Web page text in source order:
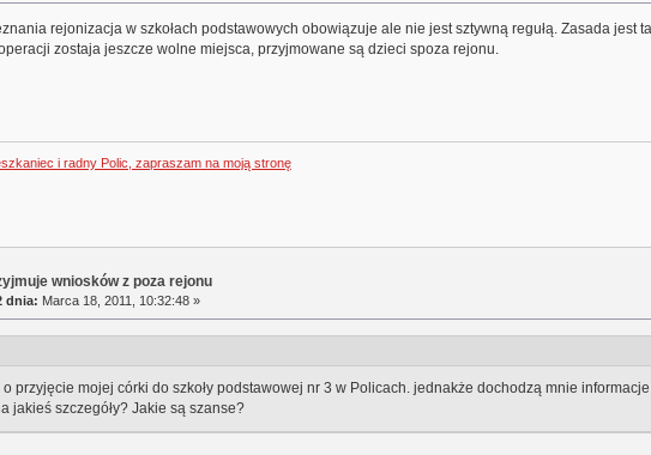
rejonizacja w szkołach podstawowych obowiązuje ale nie jest sztywną regułą. Zasada jest
zostaja jeszcze wolne miejsca, przyjmowane są dzieci spoza rejonu.
i radny Polic, zapraszam na moją stronę
wniosków z poza rejonu
dnia: Marca 18, 2011, 10:32:48 »
o przyjęcie mojej córki do szkoły podstawowej nr 3 w Policach. jednakże dochodzą mnie
jakieś szczegóły? Jakie są szanse?